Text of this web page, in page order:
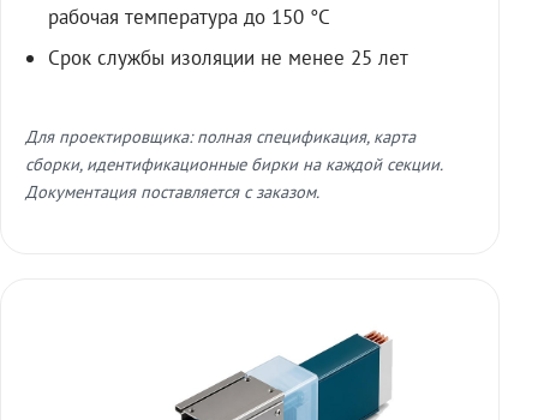
рабочая температура до 150 °C
Срок службы изоляции не менее 25 лет
Для проектировщика: полная спецификация, карта
сборки, идентификационные бирки на каждой секции.
Документация поставляется с заказом.